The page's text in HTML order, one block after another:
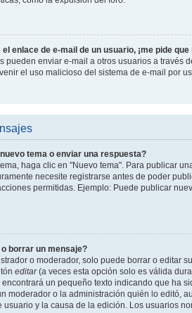
enlace de e-mail de un usuario, ¡me pide
pueden enviar e-mail a otros usuarios a través
el uso malicioso del sistema de e-mail por
tema o enviar una respuesta?
haga clic en "Nuevo tema". Para publicar
necesite registrarse antes de poder
permitidas. Ejemplo: Puede publicar
borrar un mensaje?
o moderador, solo puede borrar o editar
editar(a veces esta opción solo es válida
un pequeño texto indicando que ha
moderador o la administración quién lo editó,
usuario y la causa de la edición. Los usuarios